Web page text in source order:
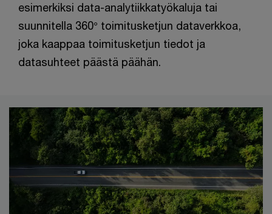
esimerkiksi data-analytiikkatyökaluja tai
suunnitella 360° toimitusketjun dataverkkoa,
joka kaappaa toimitusketjun tiedot ja
datasuhteet päästä päähän.